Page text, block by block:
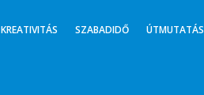
KREATIVITÁS SZABADIDŐ ÚTMUTATÁS